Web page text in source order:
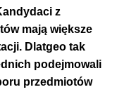
z
mają większe
Dlatgeo tak
podejmowali
przedmiotów